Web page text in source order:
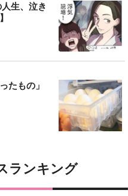
生、泣き
たもの」
ランキング